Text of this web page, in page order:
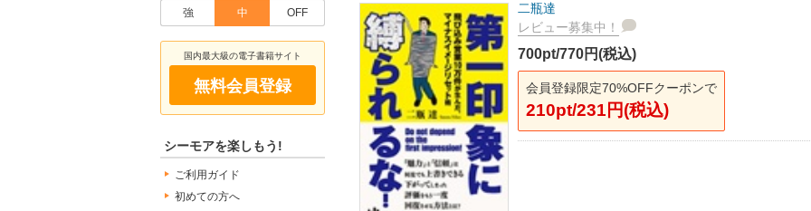
強 中 OFF
国内最大級の電子書籍サイト
無料会員登録
シーモアを楽しもう!
ご利用ガイド
初めての方へ
二瓶達
レビュー募集中！
700pt/770円(税込)
会員登録限定70%OFFクーポンで
210pt/231円(税込)